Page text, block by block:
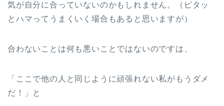
気が自分に合っていないのかもしれません。（ピタッ
とハマってうまくいく場合もあると思いますが）
合わないことは何も悪いことではないのですは、
「ここで他の人と同じように頑張れない私がもうダメ
だ！」と